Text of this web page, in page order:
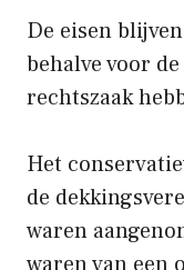
De eisen
behalve voor
rechtszaak
Het
de
waren
waren van een